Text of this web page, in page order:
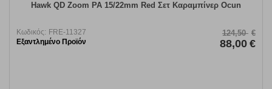
Hawk QD Zoom PA 15/22mm Red Σετ Καραμπίνερ Ocun
Κωδικός: FRE-11327
Εξαντλημένο Προϊόν
124,50 €
88,00 €